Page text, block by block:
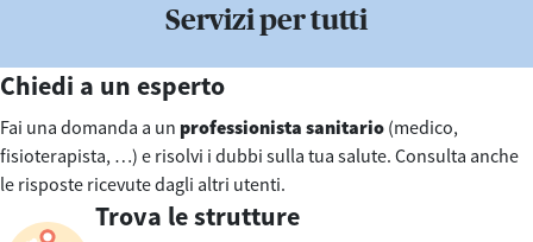
Servizi per tutti
Chiedi a un esperto
Fai una domanda a un professionista sanitario (medico,
fisioterapista, …) e risolvi i dubbi sulla tua salute. Consulta anche
le risposte ricevute dagli altri utenti.
Trova le strutture